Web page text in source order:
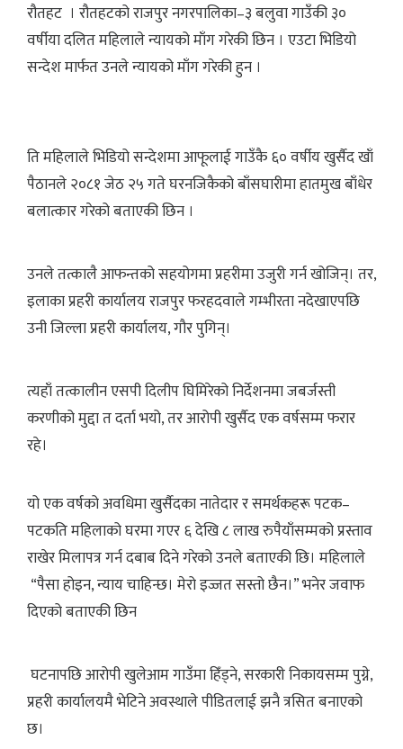
रौतहट । रौतहटको राजपुर नगरपालिका–३ बलुवा गाउँकी ३०
वर्षीया दलित महिलाले न्यायको माँग गरेकी छिन । एउटा भिडियो
सन्देश मार्फत उनले न्यायको माँग गरेकी हुन ।
ति महिलाले भिडियो सन्देशमा आफूलाई गाउँकै ६० वर्षीय खुर्सैद खाँ
पैठानले २०८१ जेठ २५ गते घरनजिकैको बाँसघारीमा हातमुख बाँधेर
बलात्कार गरेको बताएकी छिन ।
उनले तत्कालै आफन्तको सहयोगमा प्रहरीमा उजुरी गर्न खोजिन्। तर,
इलाका प्रहरी कार्यालय राजपुर फरहदवाले गम्भीरता नदेखाएपछि
उनी जिल्ला प्रहरी कार्यालय, गौर पुगिन्।
त्यहाँ तत्कालीन एसपी दिलीप घिमिरेको निर्देशनमा जबर्जस्ती
करणीको मुद्दा त दर्ता भयो, तर आरोपी खुर्सैद एक वर्षसम्म फरार
रहे।
यो एक वर्षको अवधिमा खुर्सैदका नातेदार र समर्थकहरू पटक–
पटकति महिलाको घरमा गएर ६ देखि ८ लाख रुपैयाँसम्मको प्रस्ताव
राखेर मिलापत्र गर्न दबाब दिने गरेको उनले बताएकी छि। महिलाले
“पैसा होइन, न्याय चाहिन्छ। मेरो इज्जत सस्तो छैन।” भनेर जवाफ
दिएको बताएकी छिन
घटनापछि आरोपी खुलेआम गाउँमा हिँड्ने, सरकारी निकायसम्म पुग्ने,
प्रहरी कार्यालयमै भेटिने अवस्थाले पीडितलाई झनै त्रसित बनाएको
छ।